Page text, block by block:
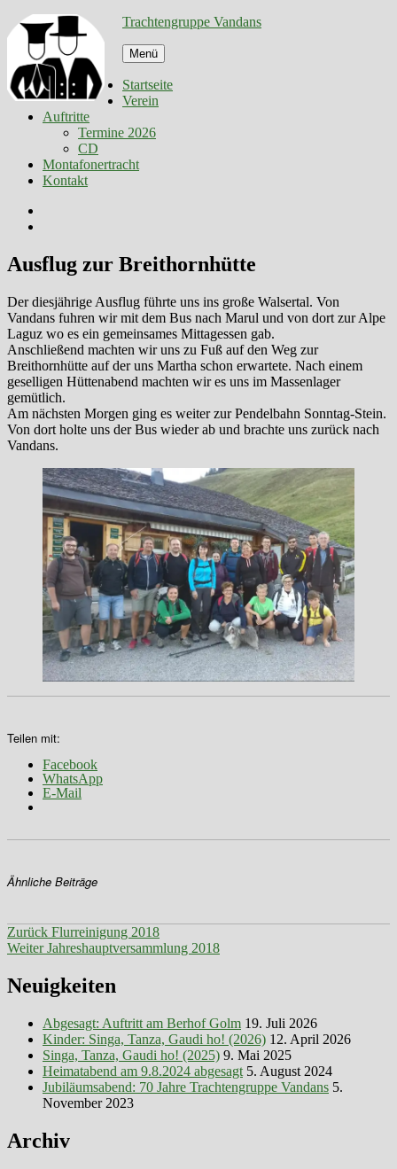
Zum
Inhalt
springen
Trachtengruppe Vandans
Menü
Startseite
Verein
Auftritte
Termine 2026
CD
Montafonertracht
Kontakt
Ausflug zur Breithornhütte
Der diesjährige Ausflug führte uns ins große Walsertal. Von
Vandans fuhren wir mit dem Bus nach Marul und von dort zur Alpe
Laguz wo es ein gemeinsames Mittagessen gab.
Anschließend machten wir uns zu Fuß auf den Weg zur
Breithornhütte auf der uns Martha schon erwartete. Nach einem
geselligen Hüttenabend machten wir es uns im Massenlager
gemütlich.
Am nächsten Morgen ging es weiter zur Pendelbahn Sonntag-Stein.
Von dort holte uns der Bus wieder ab und brachte uns zurück nach
Vandans.
Teilen mit:
Facebook
WhatsApp
E-Mail
Ähnliche Beiträge
Beitragsnavigation
Zurück Vorheriger
Beitrag:
Flurreinigung 2018
Weiter Nächster
Jahreshauptversammlung 2018
Neuigkeiten
Abgesagt: Auftritt am Berhof Golm 19. Juli 2026
Kinder: Singa, Tanza, Gaudi ho! (2026) 12. April 2026
Singa, Tanza, Gaudi ho! (2025) 9. Mai 2025
Heimatabend am 9.8.2024 abgesagt 5. August 2024
Jubiläumsabend: 70 Jahre Trachtengruppe Vandans 5.
November 2023
Archiv